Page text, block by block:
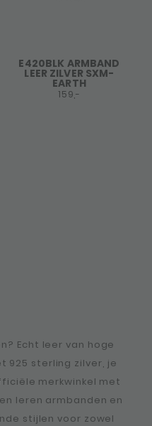
E420BLK ARMBAND
LEER ZILVER SXM-
EARTH
159,-
Echt leer van hoge
925 sterling zilver, je
merkwinkel met
leren armbanden en
stijlen voor zowel